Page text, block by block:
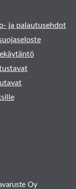
ja palautusehdot
Oy